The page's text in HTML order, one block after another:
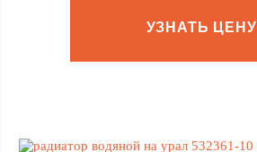
УЗНАТЬ ЦЕНУ